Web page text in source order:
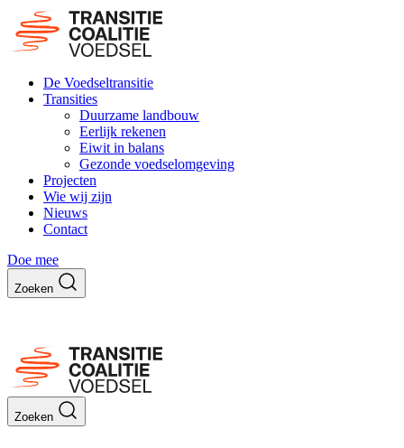
De Voedseltransitie
Transities
Duurzame landbouw
Eerlijk rekenen
Eiwit in balans
Gezonde voedselomgeving
Projecten
Wie wij zijn
Nieuws
Contact
Doe mee
Zoeken
Zoeken